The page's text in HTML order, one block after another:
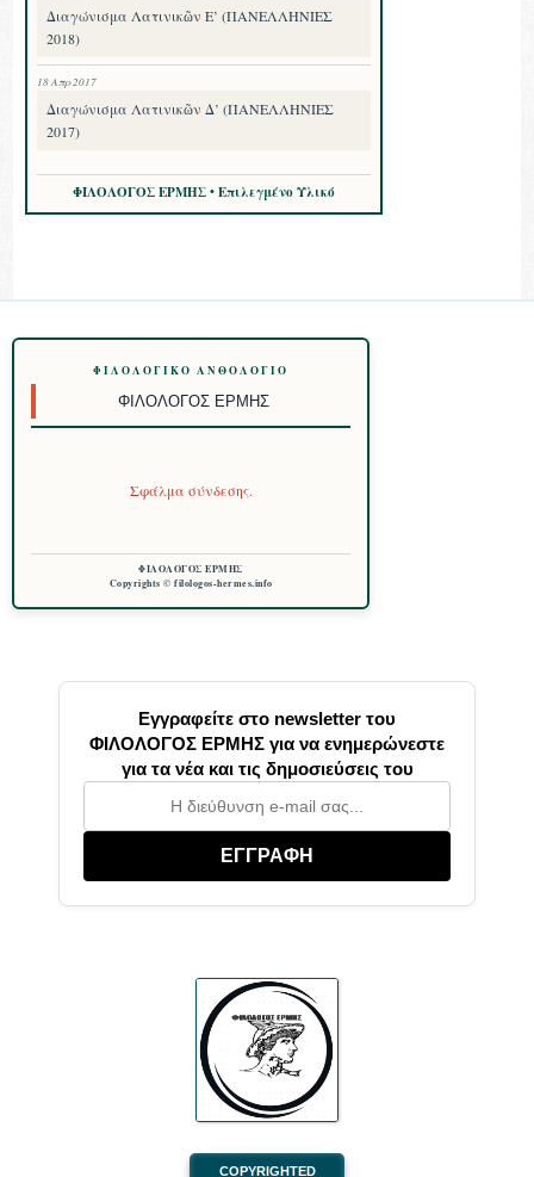
Διαγώνισμα Λατινικῶν Ε’ (ΠΑΝΕΛΛΗΝΙΕΣ
2018)
18 Απρ 2017
Διαγώνισμα Λατινικῶν Δ’ (ΠΑΝΕΛΛΗΝΙΕΣ
2017)
ΦΙΛΟΛΟΓΟΣ ΕΡΜΗΣ • Επιλεγμένο Υλικό
ΦΙΛΟΛΟΓΙΚΌ ΑΝΘΟΛΌΓΙΟ
ΦΙΛΌΛΟΓΟΣ ΕΡΜΉΣ
Σφάλμα σύνδεσης.
ΦΙΛΟΛΟΓΟΣ ΕΡΜΗΣ
Copyrights © filologos-hermes.info
Εγγραφείτε στο newsletter του
ΦΙΛΟΛΟΓΟΣ ΕΡΜΗΣ για να ενημερώνεστε
για τα νέα και τις δημοσιεύσεις του
ΕΓΓΡΑΦΗ
COPYRIGHTED